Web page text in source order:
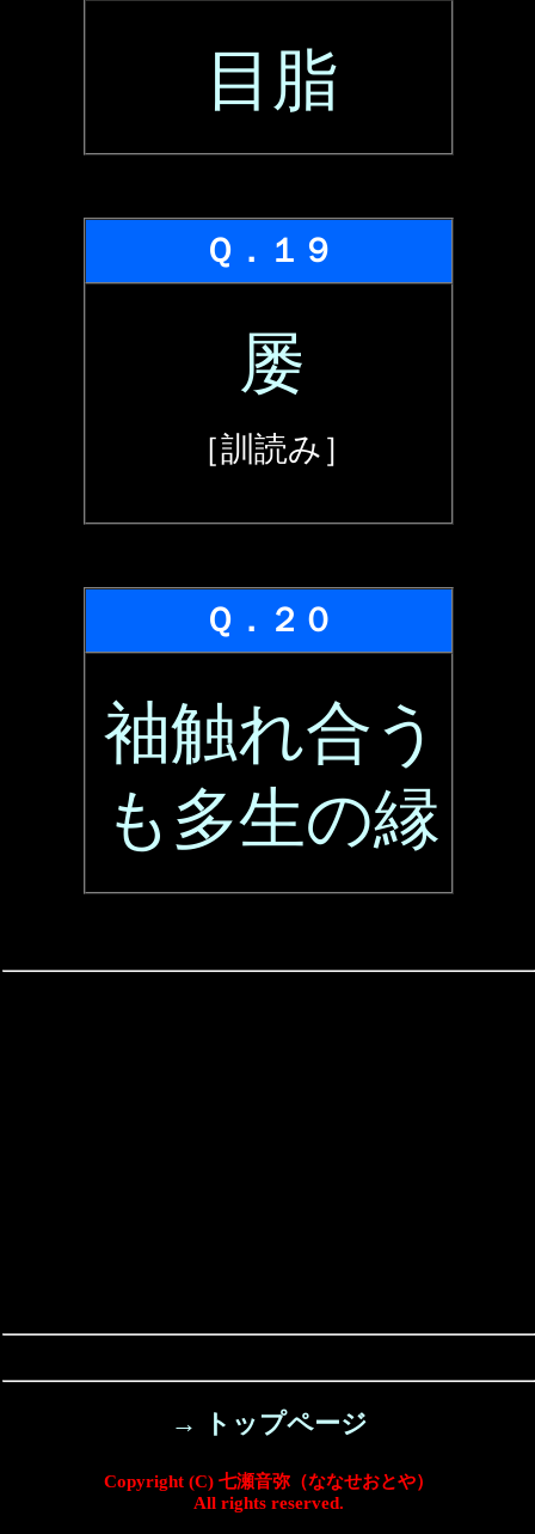
目脂
Ｑ．１９
屡
［訓読み］
Ｑ．２０
袖触れ合う
も多生の縁
→ トップページ
Copyright (C) 七瀬音弥（ななせおとや）
All rights reserved.